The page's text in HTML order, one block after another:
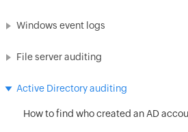
Windows event logs
File server auditing
Active Directory auditing
How to find who created an AD